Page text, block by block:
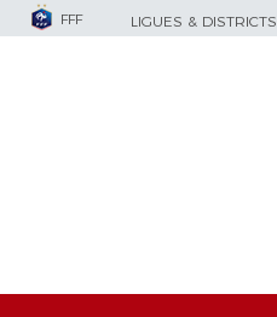
FFF LIGUES & DISTRICTS